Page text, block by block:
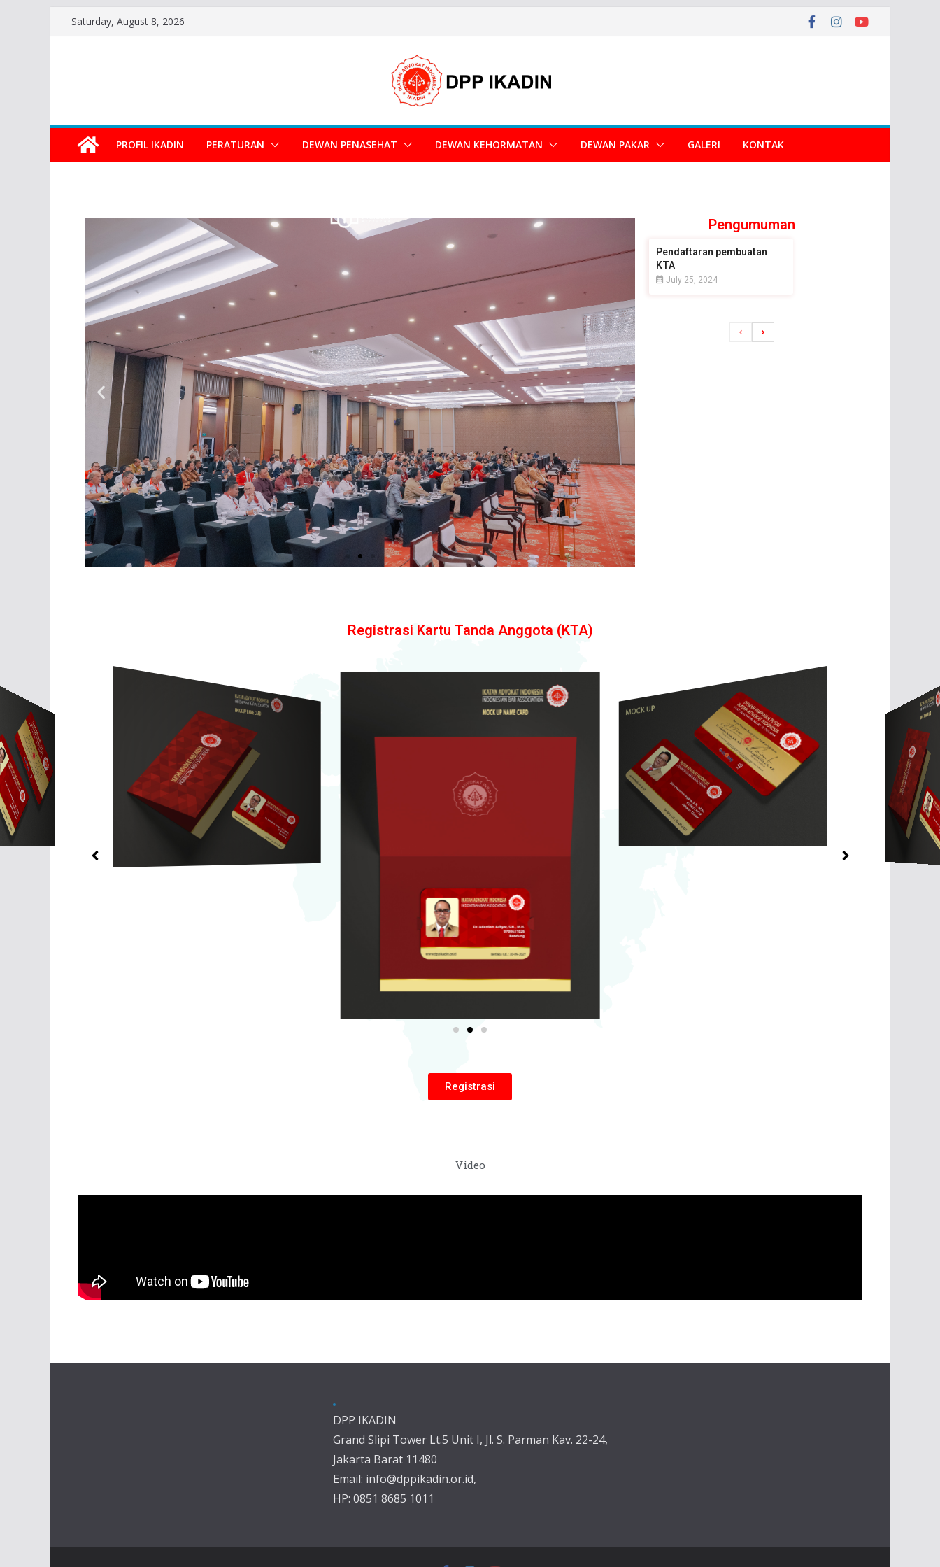
Saturday, August 8, 2026
PROFIL IKADIN PERATURAN DEWAN PENASEHAT DEWAN KEHORMATAN DEWAN PAKAR GALERI KONTAK
Pengumuman
Pendaftaran pembuatan
KTA
July 25, 2024
Registrasi Kartu Tanda Anggota (KTA)
Registrasi
Video
DPP IKADIN
Grand Slipi Tower Lt.5 Unit I, Jl. S. Parman Kav. 22-24,
Jakarta Barat 11480
Email: info@dppikadin.or.id,
HP: 0851 8685 1011